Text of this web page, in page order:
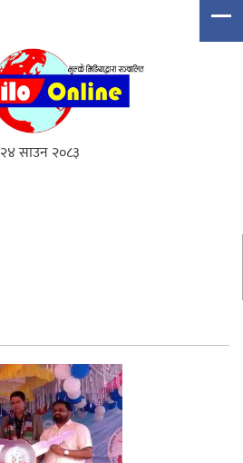
२४ साउन २०८३